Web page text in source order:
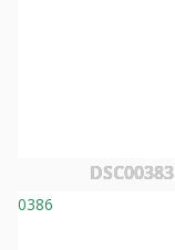
DSC00383